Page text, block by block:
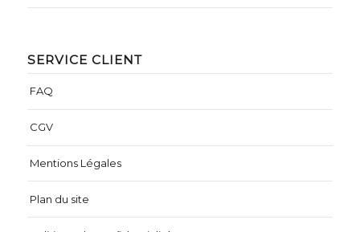
SERVICE CLIENT
FAQ
CGV
Mentions Légales
Plan du site